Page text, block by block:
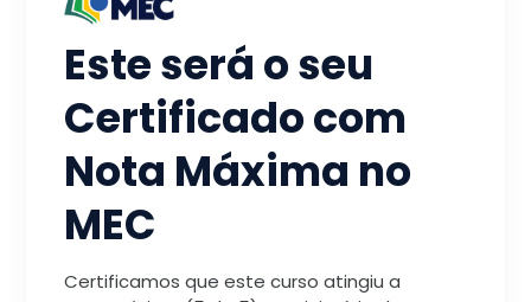
Este será o seu
Certificado com
Nota Máxima no
MEC
Certificamos que este curso atingiu a